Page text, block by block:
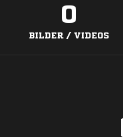
0
BILDER / VIDEOS